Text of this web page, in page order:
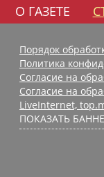
О ГАЗЕТЕ
Порядок
Политика
Согласие на
Согласие на
LiveInternet,
ПОКАЗАТЬ